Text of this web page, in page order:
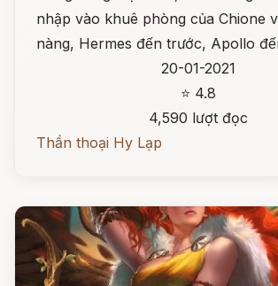
nhập vào khuê phòng của Chione
nàng, Hermes đến trước, Apollo
20-01-2021
⭐ 4.8
4,590 lượt đọc
Thần thoại Hy Lạp